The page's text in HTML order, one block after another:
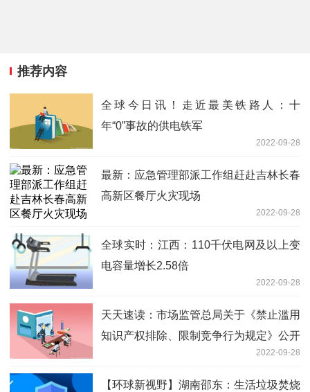
推荐内容
全球今日讯！走近最美铁路人：十
年“0”事故的供电铁军
2022-09-28
最新：应急管理部派工作组赶赴吉林长春
高新区餐厅火灾现场
2022-09-28
全球实时：江西：110千伏电网及以上变
电容量增长2.58倍
2022-09-28
天天速读：市场监管总局关于《禁止滥用
知识产权排除、限制竞争行为规定》公开
2022-09-28
【环球新视野】湖南邵东：生活垃圾焚烧